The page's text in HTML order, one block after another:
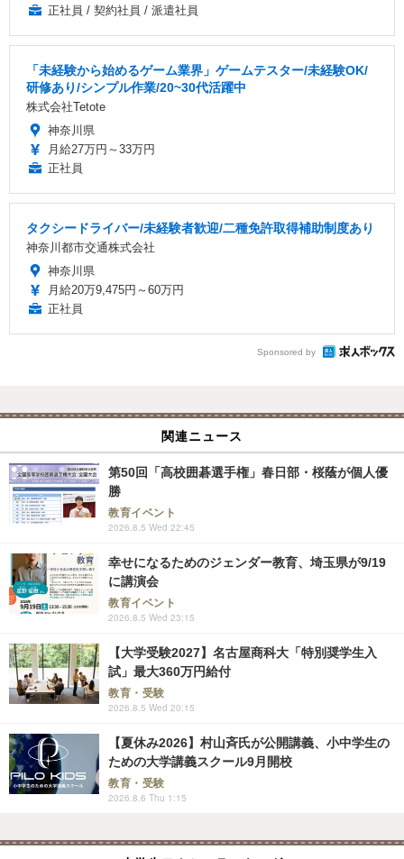
正社員 / 契約社員 / 派遣社員
「未経験から始めるゲーム業界」ゲームテスター/未経験OK/
研修あり/シンプル作業/20~30代活躍中
株式会社Tetote
神奈川県
月給27万円～33万円
正社員
タクシードライバー/未経験者歓迎/二種免許取得補助制度あり
神奈川都市交通株式会社
神奈川県
月給20万9,475円～60万円
正社員
Sponsored by
関連ニュース
第50回「高校囲碁選手権」春日部・桜蔭が個人優
勝
教育イベント
2026.8.5 Wed 22:45
幸せになるためのジェンダー教育、埼玉県が9/19
に講演会
教育イベント
2026.8.5 Wed 23:15
【大学受験2027】名古屋商科大「特別奨学生入
試」最大360万円給付
教育・受験
2026.8.5 Wed 20:15
【夏休み2026】村山斉氏が公開講義、小中学生の
ための大学講義スクール9月開校
教育・受験
2026.8.6 Thu 1:15